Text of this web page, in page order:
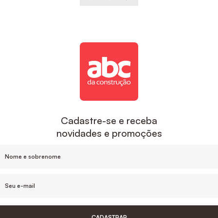
Cadastre-se e receba
novidades e promoções